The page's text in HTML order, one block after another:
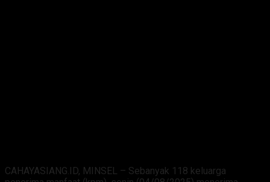
CAHAYASIANG.ID, MINSEL – Sebanyak 118 keluarga